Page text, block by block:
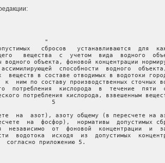
"
сбросов   устанавливаются  для
вещества  с  учетом  вида  водного
водного объекта, фоновой концентрации
способности  водного
веществ в составе отводимых в водотоки
ним по составу производственных сточных
потребления  кислорода  в  течение  пяти
потребления кислорода, взвешенным
    5
на  азот), азоту общему (в пересчете на
на  фосфор),  нормативы  допустимых
независимо  от  фоновой  концентрации  и
водотока  исходя  из  допустимых
согласно приложению 5.